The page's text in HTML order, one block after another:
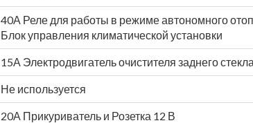
40А Реле для работы в режиме автономного
Блок управления климатической установки
15А Электродвигатель очистителя заднего стекла
Не используется
20А Прикуриватель и Розетка 12 В